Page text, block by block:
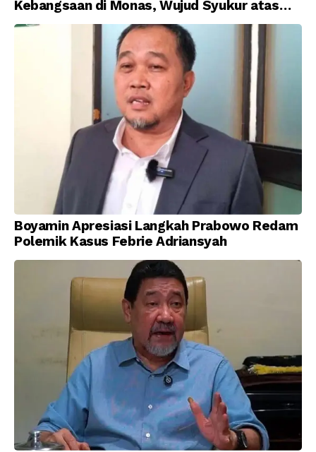
Kebangsaan di Monas, Wujud Syukur atas
Kemerdekaan Indonesia
Boyamin Apresiasi Langkah Prabowo Redam
Polemik Kasus Febrie Adriansyah